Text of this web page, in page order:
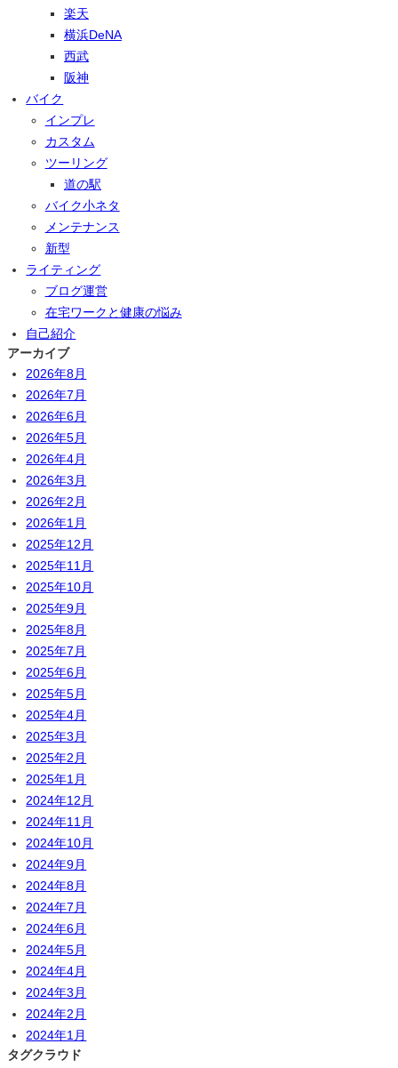
楽天
横浜DeNA
西武
阪神
バイク
インプレ
カスタム
ツーリング
道の駅
バイク小ネタ
メンテナンス
新型
ライティング
ブログ運営
在宅ワークと健康の悩み
自己紹介
アーカイブ
2026年8月
2026年7月
2026年6月
2026年5月
2026年4月
2026年3月
2026年2月
2026年1月
2025年12月
2025年11月
2025年10月
2025年9月
2025年8月
2025年7月
2025年6月
2025年5月
2025年4月
2025年3月
2025年2月
2025年1月
2024年12月
2024年11月
2024年10月
2024年9月
2024年8月
2024年7月
2024年6月
2024年5月
2024年4月
2024年3月
2024年2月
2024年1月
タグクラウド